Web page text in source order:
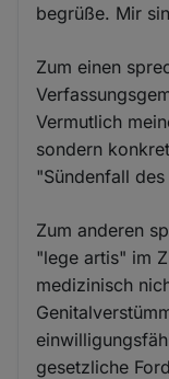
begrüße. Mir
Zum einen
Vermutlich
sondern
"Sündenfall
Zum anderen
"lege artis" im
medizinisch
gesetzliche